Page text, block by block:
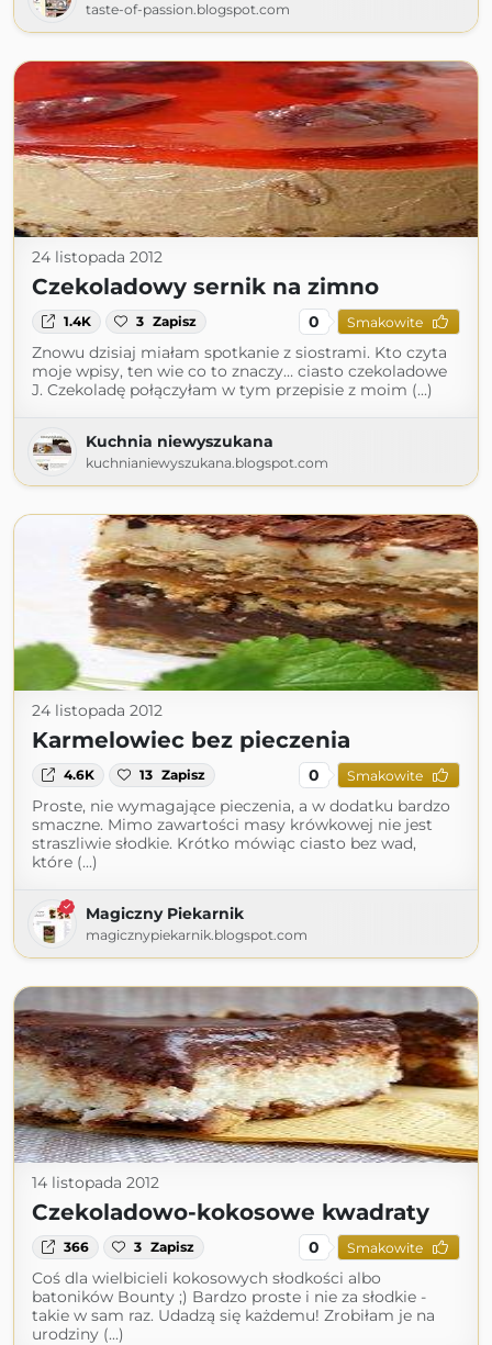
taste-of-passion.blogspot.com
24 listopada 2012
Czekoladowy sernik na zimno
1.4K 3 Zapisz 0 Smakowite
Znowu dzisiaj miałam spotkanie z siostrami. Kto czyta
moje wpisy, ten wie co to znaczy… ciasto czekoladowe
J. Czekoladę połączyłam w tym przepisie z moim (...)
Kuchnia niewyszukana
kuchnianiewyszukana.blogspot.com
24 listopada 2012
Karmelowiec bez pieczenia
4.6K 13 Zapisz 0 Smakowite
Proste, nie wymagające pieczenia, a w dodatku bardzo
smaczne. Mimo zawartości masy krówkowej nie jest
straszliwie słodkie. Krótko mówiąc ciasto bez wad,
które (...)
Magiczny Piekarnik
magicznypiekarnik.blogspot.com
14 listopada 2012
Czekoladowo-kokosowe kwadraty
366 3 Zapisz 0 Smakowite
Coś dla wielbicieli kokosowych słodkości albo
batoników Bounty ;) Bardzo proste i nie za słodkie -
takie w sam raz. Udadzą się każdemu! Zrobiłam je na
urodziny (...)